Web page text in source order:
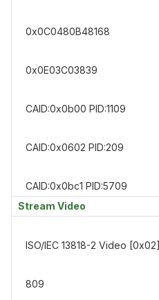
0x0C0480B48168
0x0E03C03839
CAID:0x0b00 PID:1109
CAID:0x0602 PID:209
CAID:0x0bc1 PID:5709
Stream Video
ISO/IEC 13818-2 Video [0x02]
809